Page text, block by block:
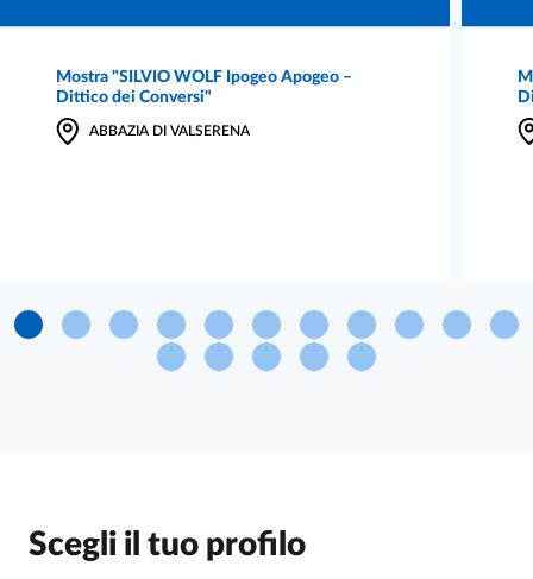
Mostra "SILVIO WOLF Ipogeo Apogeo –
Dittico dei Conversi"
ABBAZIA DI VALSERENA
Scegli il tuo profilo